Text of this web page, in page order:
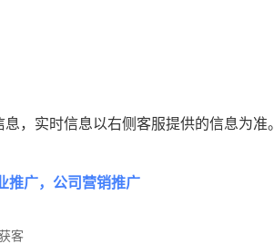
，实时信息以右侧客服提供的信息为准。
推广，公司营销推广
客